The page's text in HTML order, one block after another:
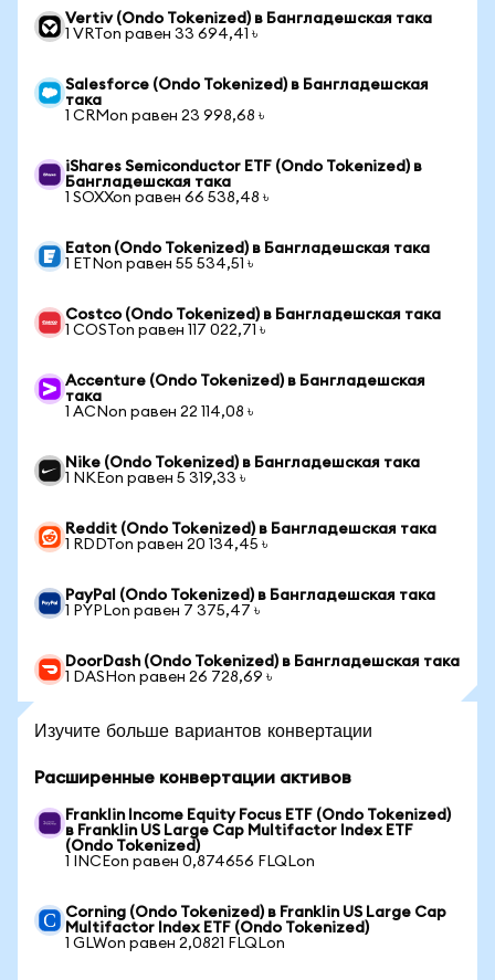
Vertiv (Ondo Tokenized) в Бангладешская така
1 VRTon равен 33 694,41 ৳
Salesforce (Ondo Tokenized) в Бангладешская
така
1 CRMon равен 23 998,68 ৳
iShares Semiconductor ETF (Ondo Tokenized) в
Бангладешская така
1 SOXXon равен 66 538,48 ৳
Eaton (Ondo Tokenized) в Бангладешская така
1 ETNon равен 55 534,51 ৳
Costco (Ondo Tokenized) в Бангладешская така
1 COSTon равен 117 022,71 ৳
Accenture (Ondo Tokenized) в Бангладешская
така
1 ACNon равен 22 114,08 ৳
Nike (Ondo Tokenized) в Бангладешская така
1 NKEon равен 5 319,33 ৳
Reddit (Ondo Tokenized) в Бангладешская така
1 RDDTon равен 20 134,45 ৳
PayPal (Ondo Tokenized) в Бангладешская така
1 PYPLon равен 7 375,47 ৳
DoorDash (Ondo Tokenized) в Бангладешская така
1 DASHon равен 26 728,69 ৳
Изучите больше вариантов конвертации
Расширенные конвертации активов
Franklin Income Equity Focus ETF (Ondo Tokenized)
в Franklin US Large Cap Multifactor Index ETF
(Ondo Tokenized)
1 INCEon равен 0,874656 FLQLon
Corning (Ondo Tokenized) в Franklin US Large Cap
Multifactor Index ETF (Ondo Tokenized)
1 GLWon равен 2,0821 FLQLon